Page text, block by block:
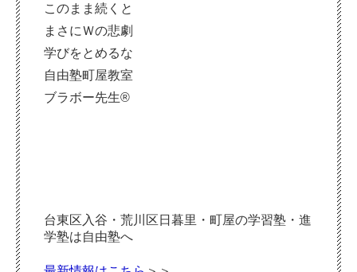
このまま続くと
まさにＷの悲劇
学びをとめるな
自由塾町屋教室
ブラボー先生®︎
台東区入谷・荒川区日暮里・町屋の学習塾・進
学塾は自由塾へ